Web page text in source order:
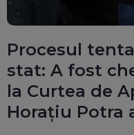
Procesul
stat: A fost
la Curtea de
Horațiu Potra